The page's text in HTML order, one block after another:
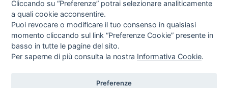
Direttrice Responsabile: Alessandra Costante | Registrazione al Tribunale Civile
Cliccando su “Preferenze” potrai selezionare analiticamente
a quali cookie acconsentire.
Puoi revocare o modificare il tuo consenso in qualsiasi
momento cliccando sul link “Preferenze Cookie” presente in
basso in tutte le pagine del sito.
Per saperne di più consulta la nostra Informativa Cookie.
Preferenze